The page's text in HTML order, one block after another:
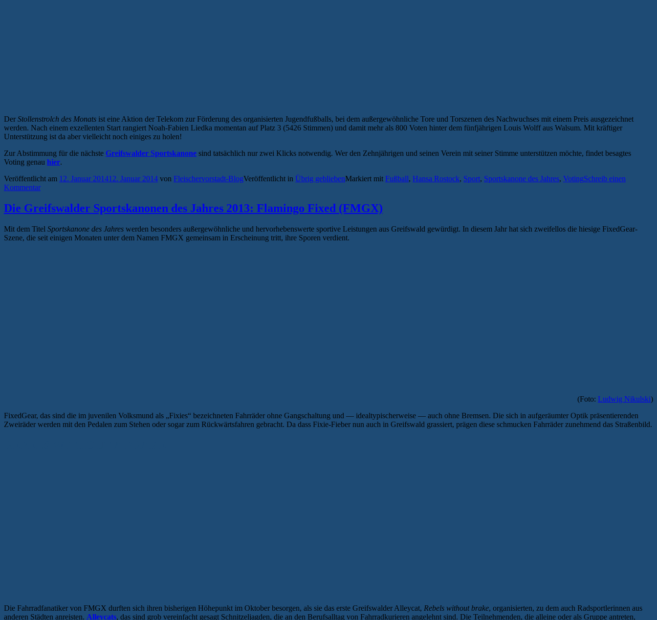
Der Stollenstrolch des Monats ist eine Aktion der Telekom zur Förderung des organisierten Jugendfußballs, bei dem außergewöhnliche Tore und Torszenen des Nachwuchses mit einem Preis ausgezeichnet
werden. Nach einem exzellenten Start rangiert Noah-Fabien Liedka momentan auf Platz 3 (5426 Stimmen) und damit mehr als 800 Voten hinter dem fünfjährigen Louis Wolff aus Walsum. Mit kräftiger
Unterstützung ist da aber vielleicht noch einiges zu holen!
Zur Abstimmung für die nächste Greifswalder Sportskanone sind tatsächlich nur zwei Klicks notwendig. Wer den Zehnjährigen und seinen Verein mit seiner Stimme unterstützen möchte, findet besagtes
Voting genau hier.
Veröffentlicht am 12. Januar 201412. Januar 2014 von Fleischervorstadt-BlogVeröffentlicht in Übrig gebliebenMarkiert mit Fußball, Hansa Rostock, Sport, Sportskanone des Jahres, VotingSchreib einen
Kommentar
Die Greifswalder Sportskanonen des Jahres 2013: Flamingo Fixed (FMGX)
Mit dem Titel Sportskanone des Jahres werden besonders außergewöhnliche und hervorhebenswerte sportive Leistungen aus Greifswald gewürdigt. In diesem Jahr hat sich zweifellos die hiesige FixedGear-
Szene, die seit einigen Monaten unter dem Namen FMGX gemeinsam in Erscheinung tritt, ihre Sporen verdient.
(Foto: Ludwig Nikulski)
FixedGear, das sind die im juvenilen Volksmund als „Fixies“ bezeichneten Fahrräder ohne Gangschaltung und — idealtypischerweise — auch ohne Bremsen. Die sich in aufgeräumter Optik präsentierenden
Zweiräder werden mit den Pedalen zum Stehen oder sogar zum Rückwärtsfahren gebracht. Da dass Fixie-Fieber nun auch in Greifswald grassiert, prägen diese schmucken Fahrräder zunehmend das Straßenbild.
Die Fahrradfanatiker von FMGX durften sich ihren bisherigen Höhepunkt im Oktober besorgen, als sie das erste Greifswalder Alleycat, Rebels without brake, organisierten, zu dem auch Radsportlerinnen aus
anderen Städten anreisten. Alleycats, das sind grob vereinfacht gesagt Schnitzeljagden, die an den Berufsalltag von Fahrradkurieren angelehnt sind. Die Teilnehmenden, die alleine oder als Gruppe antreten,